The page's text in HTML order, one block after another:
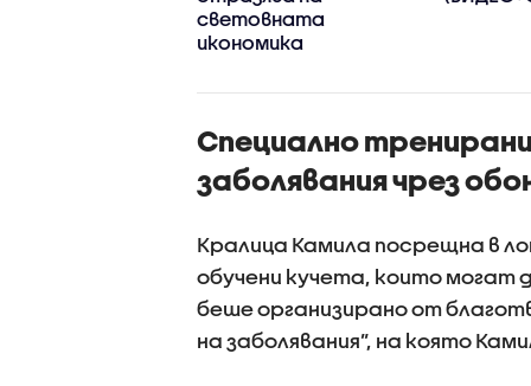
световната
икономика
Специално
заболявания чрез
Кралица Камила посрещна в
обучени кучета, които могат
беше организирано от
на заболявания”, на която